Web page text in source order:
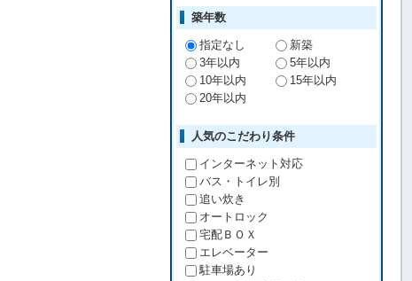
築年数
指定なし
新築
3年以内
5年以内
10年以内
15年以内
20年以内
人気のこだわり条件
インターネット対応
バス・トイレ別
追い炊き
オートロック
宅配ＢＯＸ
エレベーター
駐車場あり